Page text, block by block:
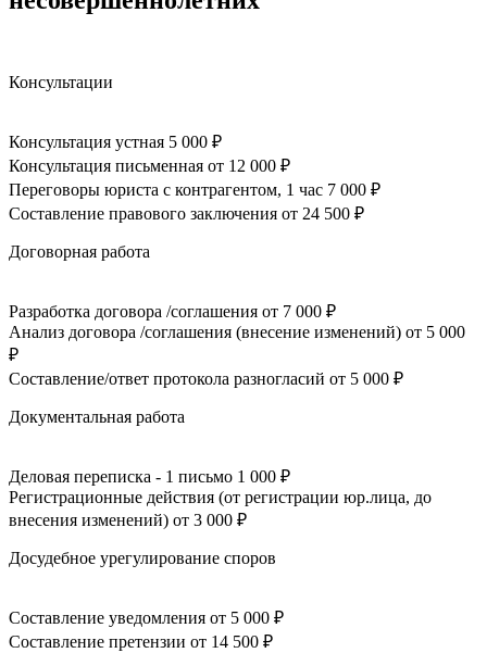
Консультации
Консультация устная 5 000 ₽
Консультация письменная от 12 000 ₽
Переговоры юриста с контрагентом, 1 час 7 000 ₽
Составление правового заключения от 24 500 ₽
Договорная работа
Разработка договора /соглашения от 7 000 ₽
Анализ договора /соглашения (внесение изменений) от 5 000
₽
Составление/ответ протокола разногласий от 5 000 ₽
Документальная работа
Деловая переписка - 1 письмо 1 000 ₽
Регистрационные действия (от регистрации юр.лица, до
внесения изменений) от 3 000 ₽
Досудебное урегулирование споров
Составление уведомления от 5 000 ₽
Составление претензии от 14 500 ₽